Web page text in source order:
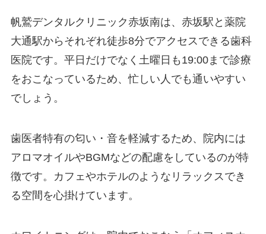
帆鷲デンタルクリニック赤坂南は、赤坂駅と薬院
大通駅からそれぞれ徒歩8分でアクセスできる歯科
医院です。平日だけでなく土曜日も19:00まで診療
をおこなっているため、忙しい人でも通いやすい
でしょう。
歯医者特有の匂い・音を軽減するため、院内には
アロマオイルやBGMなどの配慮をしているのが特
徴です。カフェやホテルのようなリラックスでき
る空間を心掛けています。